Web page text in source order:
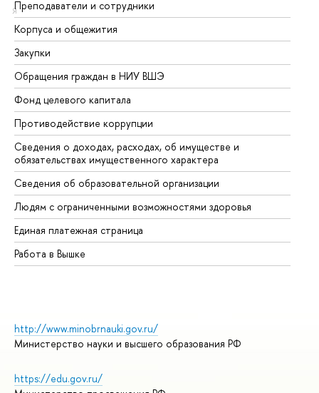
ЯПреподаватели и сотрудники
Корпуса и общежития
Закупки
Обращения граждан в НИУ ВШЭ
Фонд целевого капитала
Противодействие коррупции
Сведения о доходах, расходах, об имуществе и
обязательствах имущественного характера
Сведения об образовательной организации
Людям с ограниченными возможностями здоровья
Единая платежная страница
Работа в Вышке
http://www.minobrnauki.gov.ru/
Министерство науки и высшего образования РФ
https://edu.gov.ru/